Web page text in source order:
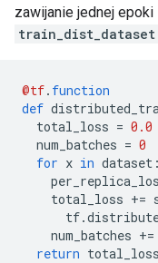
zawijanie jednej
train_dist_dataset
@tf. function
def
total_loss = 0.0
num_batches = 0
for x in dataset :
total_loss +=
tf.
num_batches +=
return total_loss